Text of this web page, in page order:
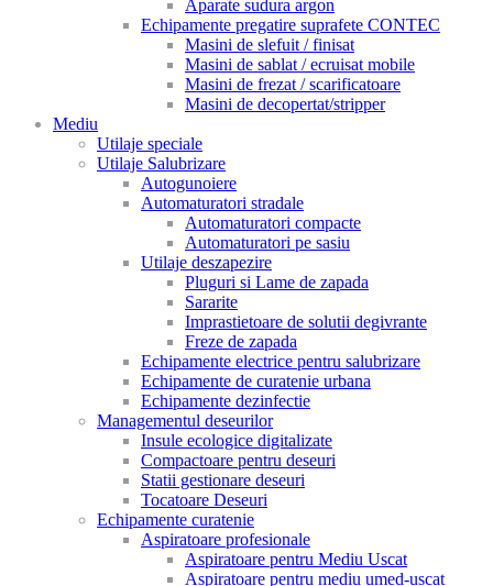
Aparate sudura argon
Echipamente pregatire suprafete CONTEC
Masini de slefuit / finisat
Masini de sablat / ecruisat mobile
Masini de frezat / scarificatoare
Masini de decopertat/stripper
Mediu
Utilaje speciale
Utilaje Salubrizare
Autogunoiere
Automaturatori stradale
Automaturatori compacte
Automaturatori pe sasiu
Utilaje deszapezire
Pluguri si Lame de zapada
Sararite
Imprastietoare de solutii degivrante
Freze de zapada
Echipamente electrice pentru salubrizare
Echipamente de curatenie urbana
Echipamente dezinfectie
Managementul deseurilor
Insule ecologice digitalizate
Compactoare pentru deseuri
Statii gestionare deseuri
Tocatoare Deseuri
Echipamente curatenie
Aspiratoare profesionale
Aspiratoare pentru Mediu Uscat
Aspiratoare pentru mediu umed-uscat